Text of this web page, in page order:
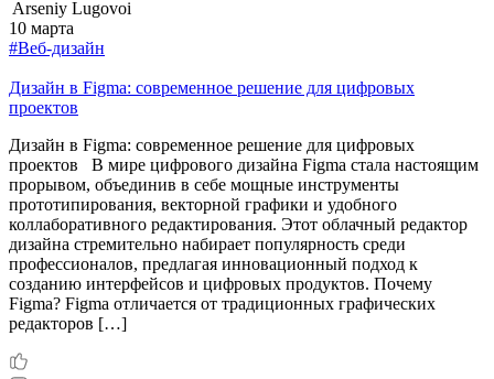
Arseniy Lugovoi
10 марта
#Веб-дизайн
Дизайн в Figma: современное решение для цифровых
проектов
Дизайн в Figma: современное решение для цифровых
проектов В мире цифрового дизайна Figma стала настоящим
прорывом, объединив в себе мощные инструменты
прототипирования, векторной графики и удобного
коллаборативного редактирования. Этот облачный редактор
дизайна стремительно набирает популярность среди
профессионалов, предлагая инновационный подход к
созданию интерфейсов и цифровых продуктов. Почему
Figma? Figma отличается от традиционных графических
редакторов […]